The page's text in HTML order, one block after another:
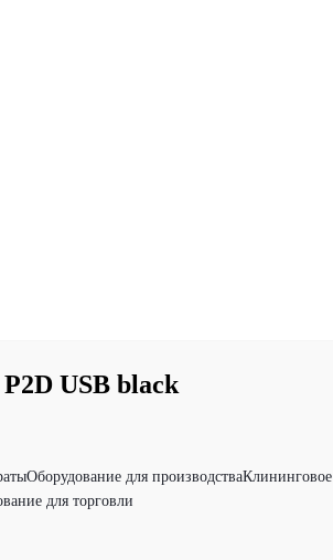
USB black
Оборудование для производстваКлининговое
для торговли